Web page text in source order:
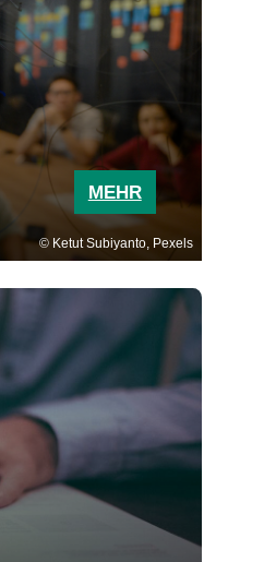
Ketut Subiyanto, Pexels
MEHR